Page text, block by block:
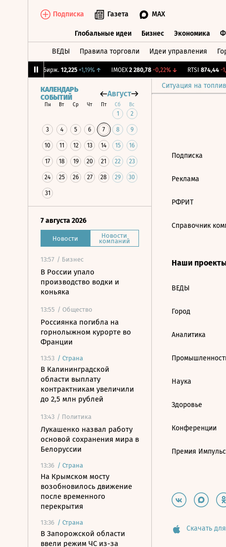
Подписка Газета MAX
Глобальные идеи Бизнес Экономика
ВЕДЫ Правила торговли Идеи управления
CNY Бирж. 12,225 +1,19%↑ IMOEX 2 280,78 -0,22%↓ RTSI 874,44 -
Ситуация на
КАЛЕНДАРЬ
СОБЫТИЙ
Август
Пн Вт Ср Чт Пт Сб Вс
1 2
3 4 5 6 7 8 9
10 11 12 13 14 15 16
17 18 19 20 21 22 23
24 25 26 27 28 29 30
31
7 августа 2026
Новости Новости
компаний
13:57 / Бизнес
В России упало
производство водки и
коньяка
13:55 / Общество
Россиянка погибла на
горнолыжном курорте во
Франции
13:53 / Страна
В Калининградской
области выплату
контрактникам увеличили
до 2,5 млн рублей
13:43 / Политика
Лукашенко назвал работу
основой сохранения мира в
Белоруссии
13:36 / Страна
На Крымском мосту
возобновилось движение
после временного
перекрытия
13:36 / Страна
В Запорожской области
ввели режим ЧС из-за
Подписка
Реклама
РФРИТ
Справочник
Наши
ВЕДЫ
Город
Аналитика
Наука
Здоровье
Конференции
Премия Импульс
Скачать